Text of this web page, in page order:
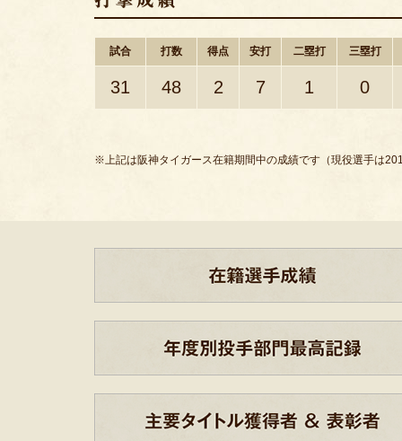
試合 打数 得点 安打 二塁打 三塁打
31 48 2 7 1 0
※上記は阪神タイガース在籍期間中の成績です（現役選手は